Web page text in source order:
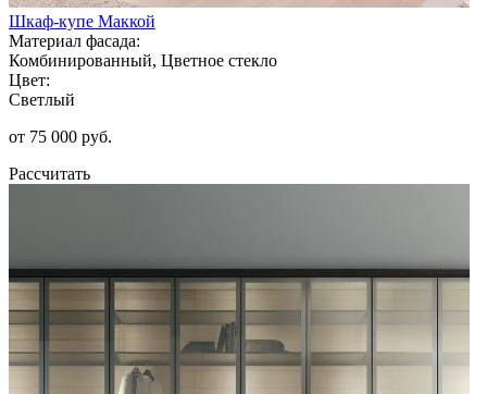
Шкаф-купе Маккой
Материал фасада:
Комбинированный, Цветное стекло
Цвет:
Светлый
от 75 000 руб.
Рассчитать